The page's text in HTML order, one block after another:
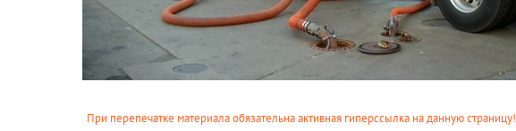
При перепечатке материала обязательна активная гиперссылка на данную страницу!